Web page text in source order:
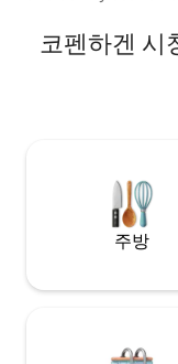
love the rare
retreat hidden
streets. Just steps
vintage and lux
코펜하겐 시
주방